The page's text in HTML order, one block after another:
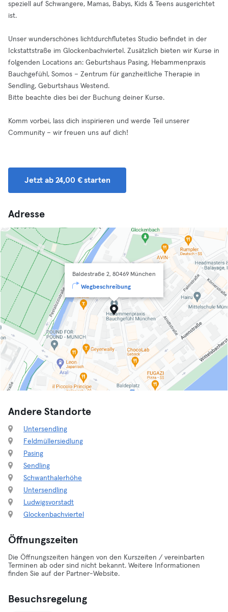
speziell auf Schwangere, Mamas, Babys, Kids & Teens ausgerichtet
ist.
Unser wunderschönes lichtdurchflutetes Studio befindet in der
Ickstattstraße im Glockenbachviertel. Zusätzlich bieten wir Kurse in
folgenden Locations an: Geburtshaus Pasing, Hebammenpraxis
Bauchgefühl, Somos – Zentrum für ganzheitliche Therapie in
Sendling, Geburtshaus Westend.
Bitte beachte dies bei der Buchung deiner Kurse.
Komm vorbei, lass dich inspirieren und werde Teil unserer
Community – wir freuen uns auf dich!
Jetzt ab 24,00 € starten
Adresse
Baldestraße 2, 80469 München
Wegbeschreibung
Andere Standorte
Untersendling
Feldmüllersiedlung
Pasing
Sendling
Schwanthalerhöhe
Untersendling
Ludwigsvorstadt
Glockenbachviertel
Öffnungszeiten
Die Öffnungszeiten hängen von den Kurszeiten / vereinbarten
Terminen ab oder sind nicht bekannt. Weitere Informationen
finden Sie auf der Partner-Website.
Besuchsregelung